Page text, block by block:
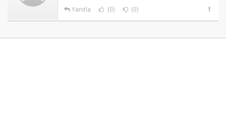
Yanıtla (0) (0)